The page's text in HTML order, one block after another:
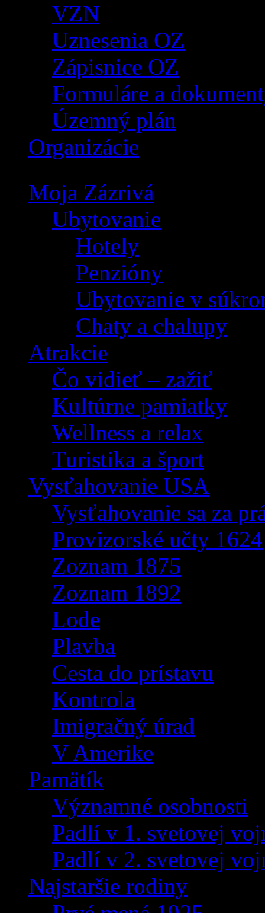
VZN
Uznesenia OZ
Zápisnice OZ
Formuláre a
Územný plán
Organizácie
Moja Zázrivá
Ubytovanie
Hotely
Penzióny
Ubytovanie v
Chaty a chalupy
Atrakcie
Čo vidieť – zažiť
Kultúrne pamiatky
Wellness a relax
Turistika a šport
Vysťahovanie USA
Vysťahovanie sa za
Provizorské učty 1624
Zoznam 1875
Zoznam 1892
Lode
Plavba
Cesta do prístavu
Kontrola
Imigračný úrad
V Amerike
Pamätík
Významné osobnosti
Padlí v 1. svetovej
Padlí v 2. svetovej
Najstaršie rodiny